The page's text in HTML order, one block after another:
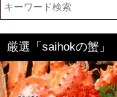
厳選「saihokの蟹」